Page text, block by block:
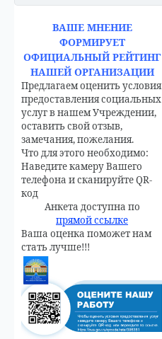
ВАШЕ МНЕНИЕ
ФОРМИРУЕТ
ОФИЦИАЛЬНЫЙ РЕЙТИНГ
НАШЕЙ ОРГАНИЗАЦИИ
Предлагаем оценить условия
предоставления социальных
услуг в нашем Учреждении,
оставить свой отзыв,
замечания, пожелания.
Что для этого необходимо:
Наведите камеру Вашего
телефона и сканируйте QR-
код
Анкета доступна по
прямой ссылке
Ваша оценка поможет нам
стать лучше!!!